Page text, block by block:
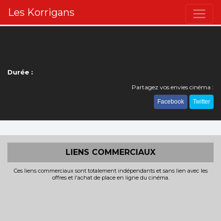
Les Korrigans
Durée :
Partagez vos envies cinéma :
Facebook Twitter
LIENS COMMERCIAUX
Ces liens commerciaux sont totalement indépendants et sans lien avec les
offres et l'achat de place en ligne du cinéma.